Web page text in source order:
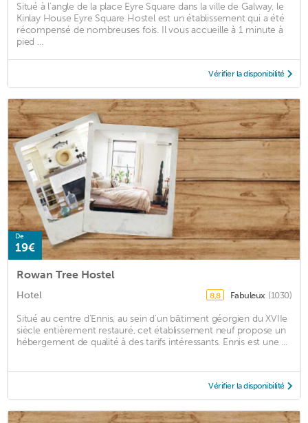
Situé à l'angle de la place Eyre Square dans la ville de Galway, le
Kinlay House Eyre Square Hostel est un établissement qui a été
récompensé de nombreuses fois. Il vous accueille à 1 minute à
pied ...
Vérifier la disponibilité
De
19€
Rowan Tree Hostel
Hotel 8,8 Fabuleux (1030)
Situé au centre d'Ennis, au sein d'un bâtiment géorgien du XVIIe
siècle entièrement restauré, cet établissement neuf propose un
hébergement de qualité à des tarifs intéressants. Ennis est une ...
Vérifier la disponibilité